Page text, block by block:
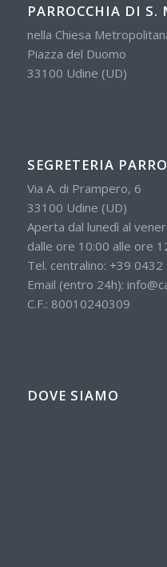
PARROCCHIA DI
nella Chiesa
Piazza del Duomo
33100 Udine (UD)
SEGRETERIA
Via A. di Prampero, 6
33100 Udine (UD)
Aperta dal lunedì al
dalle ore 10:00 alle ore
Tel. centralino: +39 0432
Email (entro 24h):
C.F.: 80010240309
DOVE SIAMO